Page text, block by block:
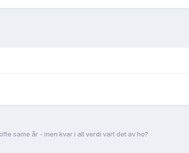
same år - men kvar i all verdi vart det av ho?